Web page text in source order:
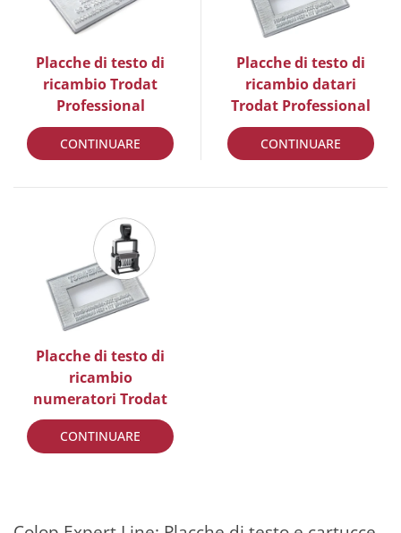
Placche di testo di
ricambio Trodat
Professional
CONTINUARE
Placche di testo di
ricambio datari
Trodat Professional
CONTINUARE
Placche di testo di
ricambio
numeratori Trodat
CONTINUARE